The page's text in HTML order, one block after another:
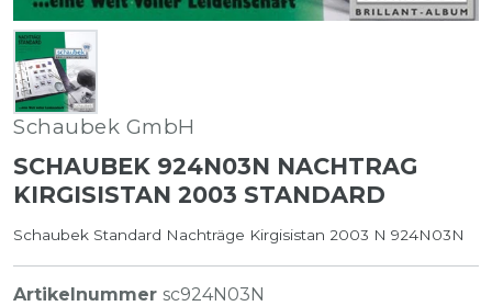
Schaubek GmbH
SCHAUBEK 924N03N NACHTRAG
KIRGISISTAN 2003 STANDARD
Schaubek Standard Nachträge Kirgisistan 2003 N 924N03N
Artikelnummer sc924N03N